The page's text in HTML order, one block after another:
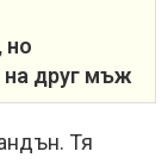
но
друг мъж
Тя